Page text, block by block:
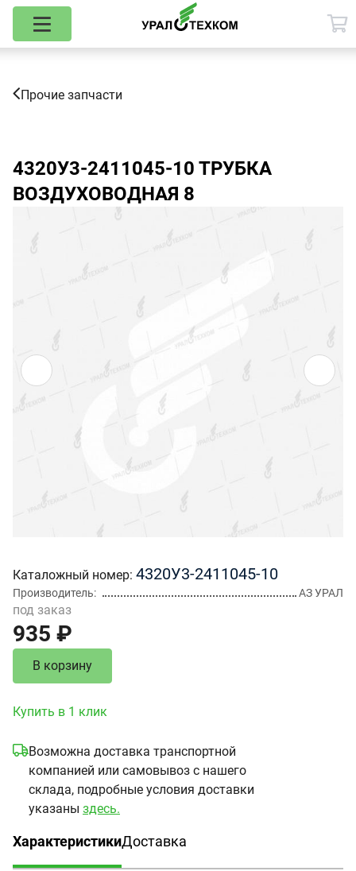
Прочие запчасти
4320У3-2411045-10 ТРУБКА
ВОЗДУХОВОДНАЯ 8
Каталожный номер 4320У3-2411045-10
Производитель АЗ УРАЛ
под заказ
935 ₽
В корзину
Купить в 1 клик
Возможна доставка транспортной
компанией или самовывоз с нашего
склада, подробные условия доставки
указаны здесь.
Характеристики
(активная вкладка)
Доставка